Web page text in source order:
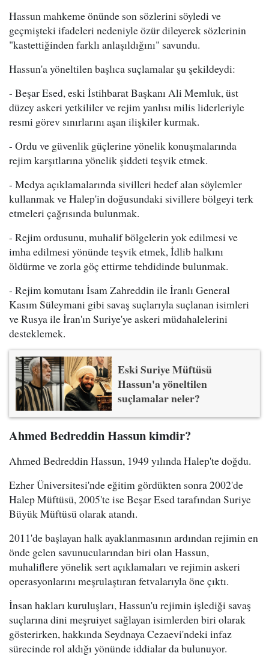
Hassun mahkeme önünde son sözlerini söyledi ve
geçmişteki ifadeleri nedeniyle özür dileyerek sözlerinin
"kastettiğinden farklı anlaşıldığını" savundu.
Hassun'a yöneltilen başlıca suçlamalar şu şekildeydi:
- Beşar Esed, eski İstihbarat Başkanı Ali Memluk, üst
düzey askeri yetkililer ve rejim yanlısı milis liderleriyle
resmi görev sınırlarını aşan ilişkiler kurmak.
- Ordu ve güvenlik güçlerine yönelik konuşmalarında
rejim karşıtlarına yönelik şiddeti teşvik etmek.
- Medya açıklamalarında sivilleri hedef alan söylemler
kullanmak ve Halep'in doğusundaki sivillere bölgeyi terk
etmeleri çağrısında bulunmak.
- Rejim ordusunu, muhalif bölgelerin yok edilmesi ve
imha edilmesi yönünde teşvik etmek, İdlib halkını
öldürme ve zorla göç ettirme tehdidinde bulunmak.
- Rejim komutanı İsam Zahreddin ile İranlı General
Kasım Süleymani gibi savaş suçlarıyla suçlanan isimleri
ve Rusya ile İran'ın Suriye'ye askeri müdahalelerini
desteklemek.
Eski Suriye Müftüsü
Hassun'a yöneltilen
suçlamalar neler?
Ahmed Bedreddin Hassun kimdir?
Ahmed Bedreddin Hassun, 1949 yılında Halep'te doğdu.
Ezher Üniversitesi'nde eğitim gördükten sonra 2002'de
Halep Müftüsü, 2005'te ise Beşar Esed tarafından Suriye
Büyük Müftüsü olarak atandı.
2011'de başlayan halk ayaklanmasının ardından rejimin en
önde gelen savunucularından biri olan Hassun,
muhaliflere yönelik sert açıklamaları ve rejimin askeri
operasyonlarını meşrulaştıran fetvalarıyla öne çıktı.
İnsan hakları kuruluşları, Hassun'u rejimin işlediği savaş
suçlarına dini meşruiyet sağlayan isimlerden biri olarak
gösterirken, hakkında Seydnaya Cezaevi'ndeki infaz
sürecinde rol aldığı yönünde iddialar da bulunuyor.